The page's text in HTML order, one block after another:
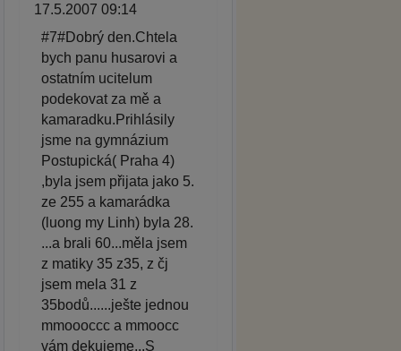
17.5.2007 09:14
#7#Dobrý den.Chtela
bych panu husarovi a
ostatním ucitelum
podekovat za mě a
kamaradku.Prihlásily
jsme na gymnázium
Postupická( Praha 4)
,byla jsem přijata jako 5.
ze 255 a kamarádka
(luong my Linh) byla 28.
...a brali 60...měla jsem
z matiky 35 z35, z čj
jsem mela 31 z
35bodů......ješte jednou
mmoooccc a mmoocc
vám dekujeme...S